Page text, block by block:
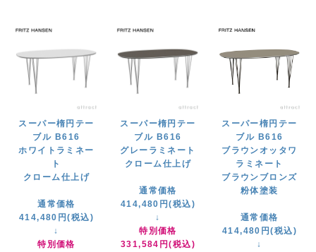
スーパー楕円テー
ブル B616
ホワイトラミネー
ト
クローム仕上げ
通常価格
414,480円(税込)
↓
特別価格
スーパー楕円テー
ブル B616
グレーラミネート
クローム仕上げ
通常価格
414,480円(税込)
↓
特別価格
331,584円(税込)
スーパー楕円テー
ブル B616
ブラウンオッタワ
ラミネート
ブラウンブロンズ
粉体塗装
通常価格
414,480円(税込)
↓